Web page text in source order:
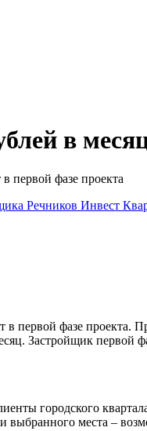
в
первой фазе проекта
Речников Инвест
первой фазе проекта.
Застройщик первой
городского
выбранного места